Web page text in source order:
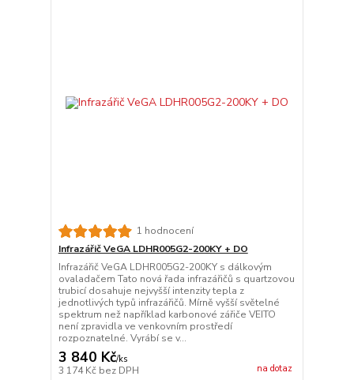
1 hodnocení
Infrazářič VeGA LDHR005G2-200KY + DO
Infrazářič VeGA LDHR005G2-200KY s dálkovým
ovaladačem Tato nová řada infrazářičů s quartzovou
trubicí dosahuje nejvyšší intenzity tepla z
jednotlivých typů infrazářičů. Mírně vyšší světelné
spektrum než například karbonové zářiče VEITO
není zpravidla ve venkovním prostředí
rozpoznatelné. Vyrábí se v...
3 840 Kč/ks
3 174 Kč bez DPH na dotaz